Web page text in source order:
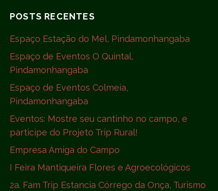
POSTS RECENTES
Espaço Estação do Mel, Pindamonhangaba
Espaço de Eventos O Quintal,
Pindamonhangaba
Espaço de Eventos Colmeia,
Pindamonhangaba
Eventos: Mostre seu cantinho no campo, e
participe do Projeto Trip Rural!
Empresa Amiga do Campo
I Feira Mantiqueira Flores e Agroecológicos
2a. Fam Trip Estancia Córrego da Onça, Turismo